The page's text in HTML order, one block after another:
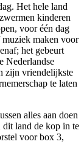
Het hele land
kinderen
voor één dag
maken voor
het gebeurt
Nederlandse
zijn vriendelijkste
te laten
alles aan doen
dit land de kop in te
voor box 3,